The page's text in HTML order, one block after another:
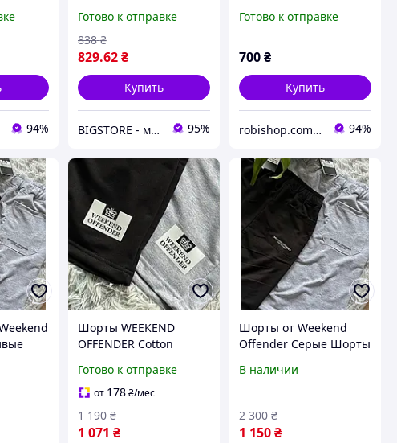
94%
Готово к отправке
829.62 ₴
838 ₴
Купить
BIGSTORE - магазин одежды 95%
Графитовый, S
Готово к отправке
700₴
Купить
robishop.com.ua 94%
Шорты WEEKEND
OFFENDER Cotton
Готово к отправке
от 178 ₴/мес
1 071 ₴
1 190 ₴
Шорты от Weekend
Offender Серые Шорты
Мужские Шорты
Шорты Weekend
Offender
В наличии
1 150₴
2 300 ₴